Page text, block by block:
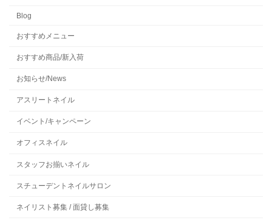
送
り
Blog
おすすめメニュー
おすすめ商品/新入荷
お知らせ/News
アスリートネイル
イベント/キャンペーン
オフィスネイル
スタッフお揃いネイル
スチューデントネイルサロン
ネイリスト募集 / 面貸し募集